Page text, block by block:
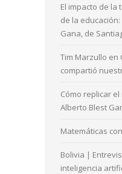
El impacto de la
de la
Gana, de
Tim Marzullo en
compartió
Cómo replicar
Alberto Blest
Matemáticas
Bolivia |
inteligencia